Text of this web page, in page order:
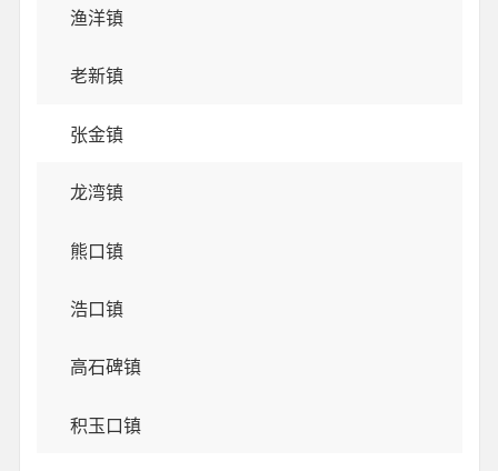
渔洋镇
老新镇
张金镇
龙湾镇
熊口镇
浩口镇
高石碑镇
积玉口镇